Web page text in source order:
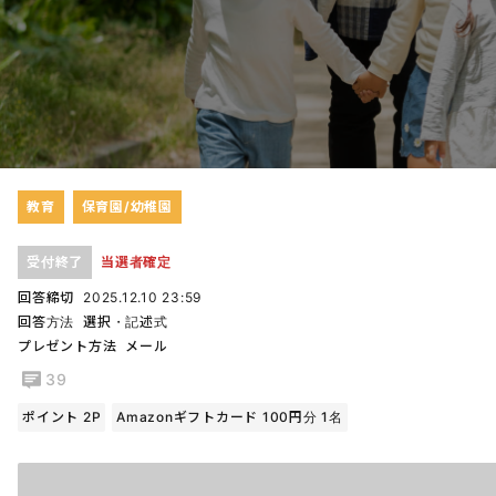
教育 保育園/幼稚園
受付終了 当選者確定
回答締切
2025.12.10 23:59
回答方法 選択・記述式
プレゼント方法
メール
39
ポイント 2P Amazonギフトカード 100円分 1名